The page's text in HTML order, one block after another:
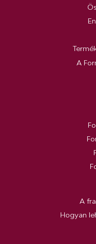
A
A
Hogyan